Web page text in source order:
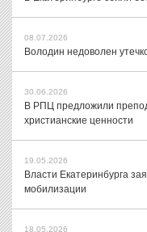
08.07.2026
Володин недоволен
30.06.2026
В РПЦ предложили
христианские ценности
19.05.2026
Власти Екатеринбурга
мобилизации
18.05.2026